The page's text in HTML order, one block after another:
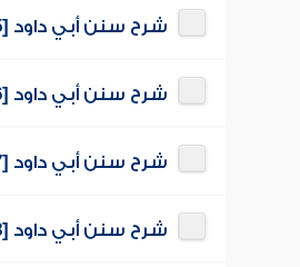
شرح سنن أبي داود [015]
شرح سنن أبي داود [016]
شرح سنن أبي داود [017]
شرح سنن أبي داود [018]